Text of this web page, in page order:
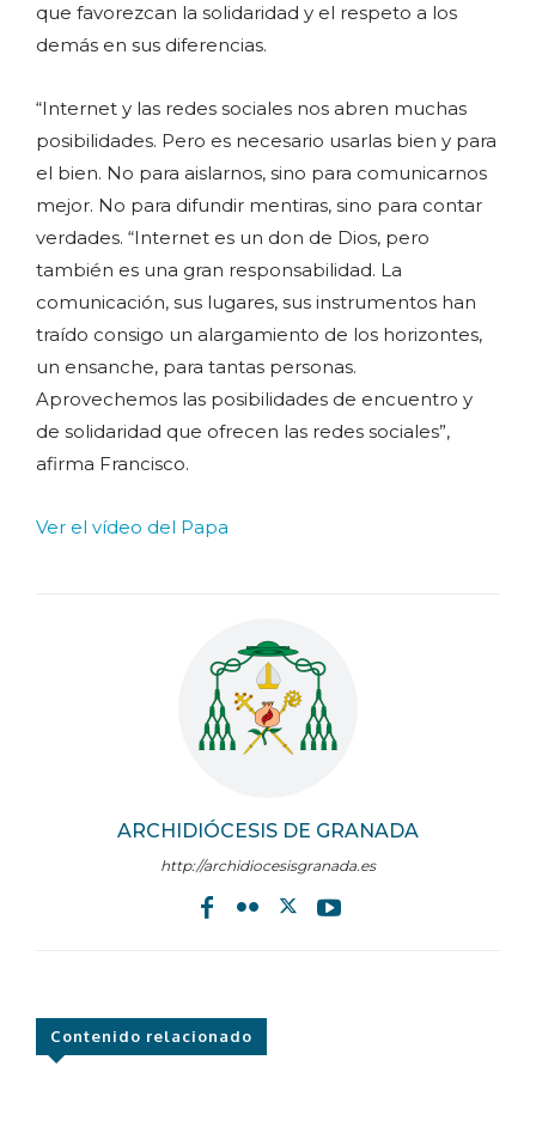
ARCHIDIÓCESIS DE GRANADA
http://archidiocesisgranada.es
que favorezcan la solidaridad y el respeto a los
demás en sus diferencias.
“Internet y las redes sociales nos abren muchas
posibilidades. Pero es necesario usarlas bien y para
el bien. No para aislarnos, sino para comunicarnos
mejor. No para difundir mentiras, sino para contar
verdades. “Internet es un don de Dios, pero
también es una gran responsabilidad. La
comunicación, sus lugares, sus instrumentos han
traído consigo un alargamiento de los horizontes,
un ensanche, para tantas personas.
Aprovechemos las posibilidades de encuentro y
de solidaridad que ofrecen las redes sociales”,
afirma Francisco.
Ver el vídeo del Papa
Contenido relacionado